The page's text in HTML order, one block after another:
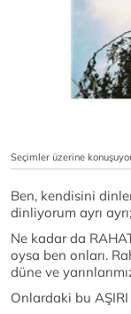
Seçimler üzerine
Ben, kendisini
dinliyorum ayrı
Ne kadar da
oysa ben onları.
düne ve
Onlardaki bu